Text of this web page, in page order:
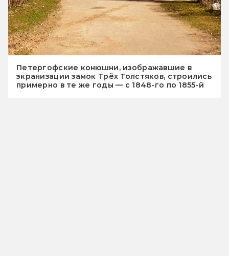
Петергофские конюшни, изображавшие в
экранизации замок Трёх Толстяков, строились
примерно в те же годы — с 1848-го по 1855-й